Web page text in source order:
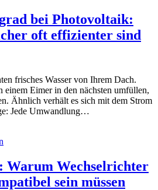
bei Photovoltaik:
oft effizienter sind
frisches Wasser von Ihrem Dach.
einem Eimer in den nächsten umfüllen,
Ähnlich verhält es sich mit dem Strom
Jede Umwandlung…
Warum Wechselrichter
sein müssen